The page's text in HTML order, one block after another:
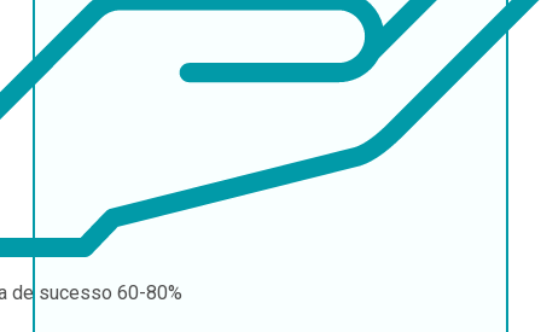
de sucesso 60-80%